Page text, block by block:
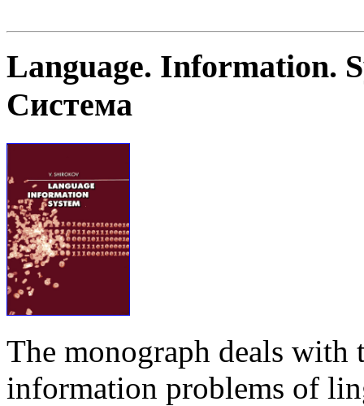
Language. Information.
Система
The monograph deals with
information problems of